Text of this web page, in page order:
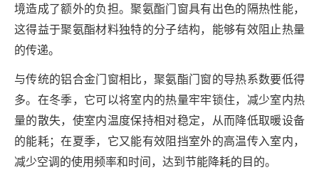
境造成了额外的负担。聚氨酯门窗具有出色的隔热性能，
这得益于聚氨酯材料独特的分子结构，能够有效阻止热量
的传递。
与传统的铝合金门窗相比，聚氨酯门窗的导热系数要低得
多。在冬季，它可以将室内的热量牢牢锁住，减少室内热
量的散失，使室内温度保持相对稳定，从而降低取暖设备
的能耗；在夏季，它又能有效阻挡室外的高温传入室内，
减少空调的使用频率和时间，达到节能降耗的目的。